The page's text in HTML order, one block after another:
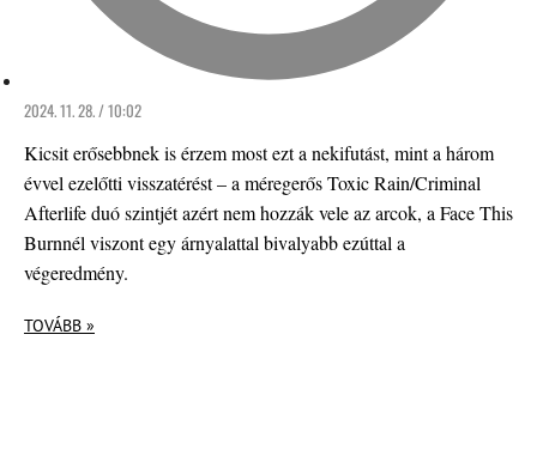
2024. 11. 28. / 10:02
Kicsit erősebbnek is érzem most ezt a nekifutást, mint a három
évvel ezelőtti visszatérést – a méregerős Toxic Rain/Criminal
Afterlife duó szintjét azért nem hozzák vele az arcok, a Face This
Burnnél viszont egy árnyalattal bivalyabb ezúttal a
végeredmény.
TOVÁBB »